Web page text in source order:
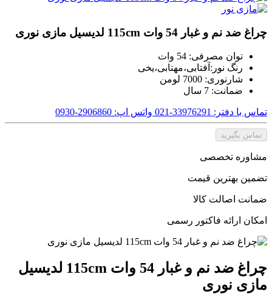
چراغ ضد نم و غبار 54 وات 115cm لدیسیل مازی نوری
توان مصرفی: 54 وات
رنگ نور:آفتابی،مهتابی،یخی
شارنوری: 7000 لومن
ضمانت: 7 سال
تماس با دفتر: 33976291-021 واتس اپ: 2906860-0930
تماس بگیرید
مشاوره تخصصی
تضمین بهترین قیمت
ضمانت اصالت کالا
امکان ارائه فاکتور رسمی
چراغ ضد نم و غبار 54 وات 115cm لدیسیل
مازی نوری